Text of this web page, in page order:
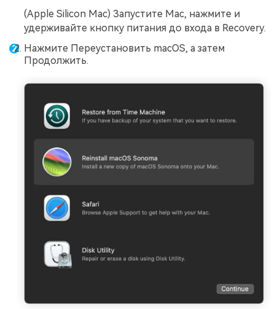
(Apple Silicon Mac) Запустите Mac, нажмите и
удерживайте кнопку питания до входа в Recovery.
Нажмите Переустановить macOS, а затем
Продолжить.